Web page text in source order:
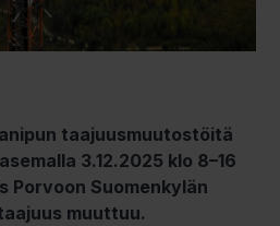
taajuusmuutostöitä
3.12.2025 klo 8–16
Porvoon Suomenkylän
muuttuu.